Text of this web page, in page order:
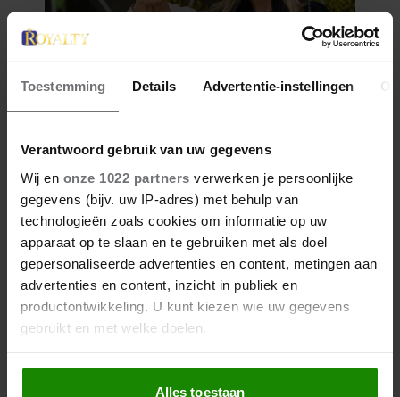
Toestemming Details Advertentie-instellingen
Verantwoord gebruik van uw gegevens
Wij en onze 1022 partners verwerken je persoonlijke
gegevens (bijv. uw IP-adres) met behulp van
technologieën zoals cookies om informatie op uw
apparaat op te slaan en te gebruiken met als doel
gepersonaliseerde advertenties en content, metingen aan
advertenties en content, inzicht in publiek en
productontwikkeling. U kunt kiezen wie uw gegevens
gebruikt en met welke doelen.
Als u het toestaat, willen we ook graag:
Alles toestaan